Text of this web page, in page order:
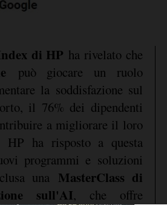
di HP ha rivelato che
può giocare un ruolo
la soddisfazione sul
il 76% dei dipendenti
a migliorare il loro
ha risposto a questa
programmi e soluzioni
una MasterClass di
sull'AI, che offre